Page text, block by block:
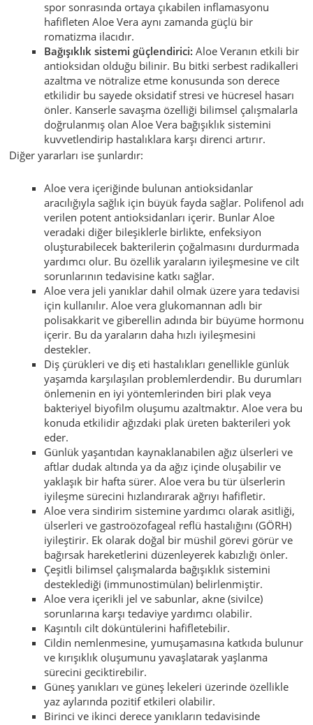
spor sonrasında ortaya çıkabilen inflamasyonu
hafifleten Aloe Vera aynı zamanda güçlü bir
romatizma ilacıdır.
Bağışıklık sistemi güçlendirici: Aloe Veranın etkili bir
antioksidan olduğu bilinir. Bu bitki serbest radikalleri
azaltma ve nötralize etme konusunda son derece
etkilidir bu sayede oksidatif stresi ve hücresel hasarı
önler. Kanserle savaşma özelliği bilimsel çalışmalarla
doğrulanmış olan Aloe Vera bağışıklık sistemini
kuvvetlendirip hastalıklara karşı direnci artırır.
Diğer yararları ise şunlardır:
Aloe vera içeriğinde bulunan antioksidanlar
aracılığıyla sağlık için büyük fayda sağlar. Polifenol adı
verilen potent antioksidanları içerir. Bunlar Aloe
veradaki diğer bileşiklerle birlikte, enfeksiyon
oluşturabilecek bakterilerin çoğalmasını durdurmada
yardımcı olur. Bu özellik yaraların iyileşmesine ve cilt
sorunlarının tedavisine katkı sağlar.
Aloe vera jeli yanıklar dahil olmak üzere yara tedavisi
için kullanılır. Aloe vera glukomannan adlı bir
polisakkarit ve giberellin adında bir büyüme hormonu
içerir. Bu da yaraların daha hızlı iyileşmesini
destekler.
Diş çürükleri ve diş eti hastalıkları genellikle günlük
yaşamda karşılaşılan problemlerdendir. Bu durumları
önlemenin en iyi yöntemlerinden biri plak veya
bakteriyel biyofilm oluşumu azaltmaktır. Aloe vera bu
konuda etkilidir ağızdaki plak üreten bakterileri yok
eder.
Günlük yaşantıdan kaynaklanabilen ağız ülserleri ve
aftlar dudak altında ya da ağız içinde oluşabilir ve
yaklaşık bir hafta sürer. Aloe vera bu tür ülserlerin
iyileşme sürecini hızlandırarak ağrıyı hafifletir.
Aloe vera sindirim sistemine yardımcı olarak asitliği,
ülserleri ve gastroözofageal reflü hastalığını (GÖRH)
iyileştirir. Ek olarak doğal bir müshil görevi görür ve
bağırsak hareketlerini düzenleyerek kabızlığı önler.
Çeşitli bilimsel çalışmalarda bağışıklık sistemini
desteklediği (immunostimülan) belirlenmiştir.
Aloe vera içerikli jel ve sabunlar, akne (sivilce)
sorunlarına karşı tedaviye yardımcı olabilir.
Kaşıntılı cilt döküntülerini hafifletebilir.
Cildin nemlenmesine, yumuşamasına katkıda bulunur
ve kırışıklık oluşumunu yavaşlatarak yaşlanma
sürecini geciktirebilir.
Güneş yanıkları ve güneş lekeleri üzerinde özellikle
yaz aylarında pozitif etkileri olabilir.
Birinci ve ikinci derece yanıkların tedavisinde